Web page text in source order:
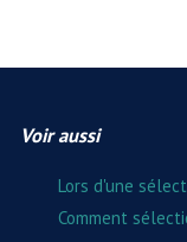
Voir aussi
Lors d'une
Comment